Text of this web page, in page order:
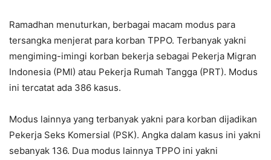
Ramadhan menuturkan, berbagai macam modus para
tersangka menjerat para korban TPPO. Terbanyak yakni
mengiming-imingi korban bekerja sebagai Pekerja Migran
Indonesia (PMI) atau Pekerja Rumah Tangga (PRT). Modus
ini tercatat ada 386 kasus.
Modus lainnya yang terbanyak yakni para korban dijadikan
Pekerja Seks Komersial (PSK). Angka dalam kasus ini yakni
sebanyak 136. Dua modus lainnya TPPO ini yakni